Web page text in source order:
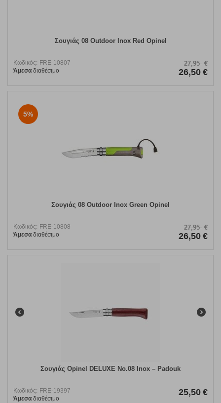
Σουγιάς 08 Outdoor Inox Red Opinel
Κωδικός: FRE-10807
Άμεσα διαθέσιμο
27,95 €
26,50 €
5%
Σουγιάς 08 Outdoor Inox Green Opinel
Κωδικός: FRE-10808
Άμεσα διαθέσιμο
27,95 €
26,50 €
Σουγιάς Opinel DELUXE No.08 Inox – Padouk
Κωδικός: FRE-19397
Άμεσα διαθέσιμο
25,50 €